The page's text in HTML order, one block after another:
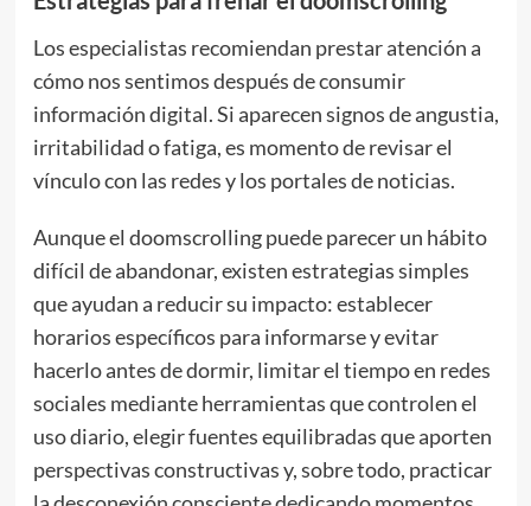
Los especialistas recomiendan prestar atención a
cómo nos sentimos después de consumir
información digital. Si aparecen signos de angustia,
irritabilidad o fatiga, es momento de revisar el
vínculo con las redes y los portales de noticias.
Aunque el doomscrolling puede parecer un hábito
difícil de abandonar, existen estrategias simples
que ayudan a reducir su impacto: establecer
horarios específicos para informarse y evitar
hacerlo antes de dormir, limitar el tiempo en redes
sociales mediante herramientas que controlen el
uso diario, elegir fuentes equilibradas que aporten
perspectivas constructivas y, sobre todo, practicar